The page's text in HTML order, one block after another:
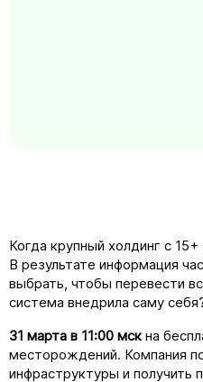
Когда крупный холдинг с
В результате информация
выбрать, чтобы перевести
система внедрила саму
31 марта в 11:00 мскна
месторождений. Компания
инфраструктуры и получить